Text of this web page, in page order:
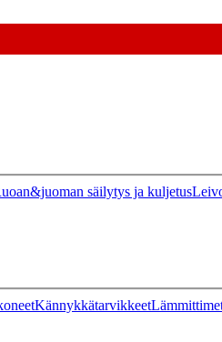
säilytys ja kuljetus
Kännykkätarvikkeet